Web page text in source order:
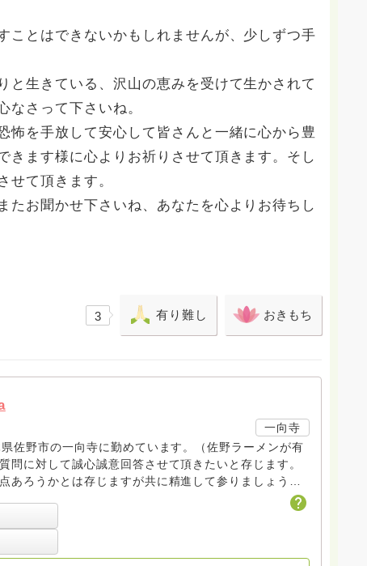
ことはできないかもしれませんが、少しずつ手
と生きている、沢山の恵みを受けて生かされて
なさって下さいね。
怖を手放して安心して皆さんと一緒に心から豊
きます様に心よりお祈りさせて頂きます。そし
せて頂きます。
たお聞かせ下さいね、あなたを心よりお待ちし
3 有り難し おきもち
一向寺
佐野市の一向寺に勤めています。（佐野ラーメンが有
問に対して誠心誠意回答させて頂きたいと存じます。
あろうかとは存じますが共に精進して参りましょう